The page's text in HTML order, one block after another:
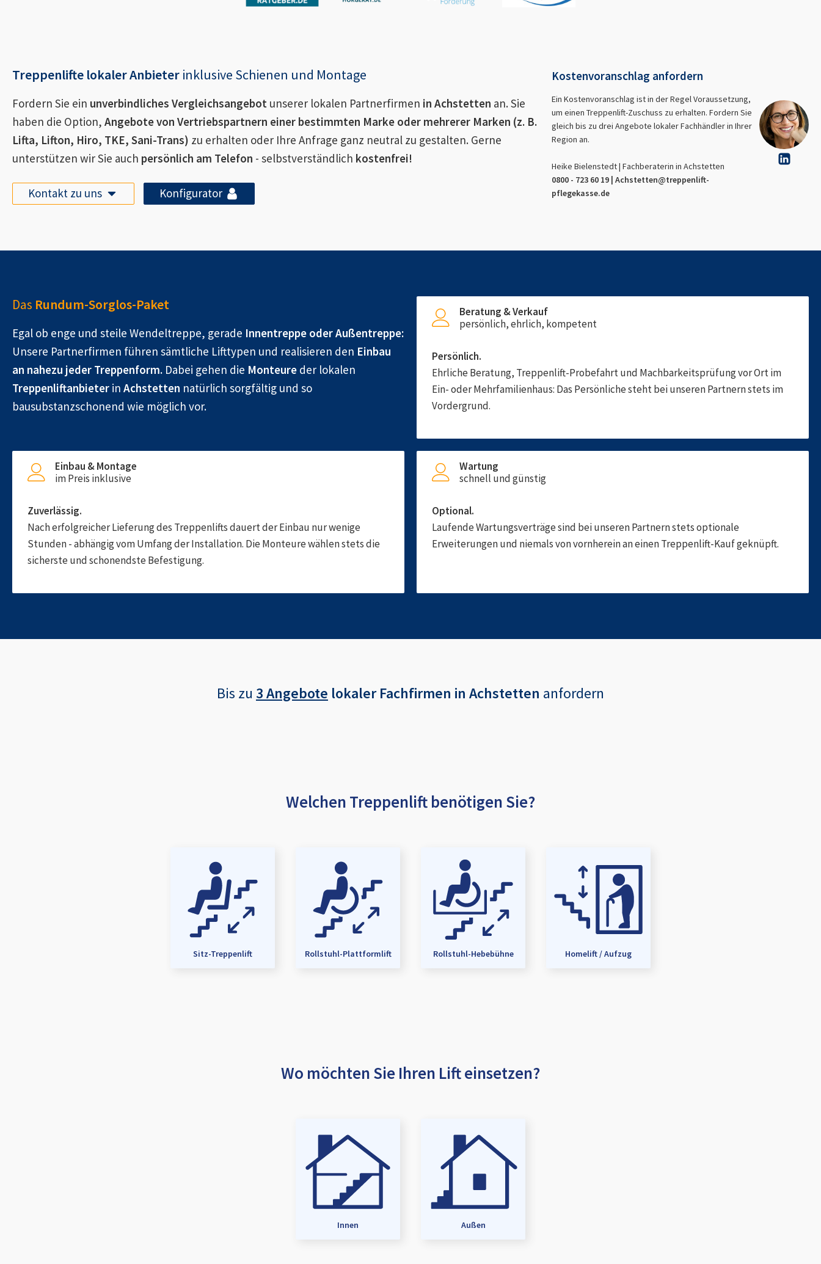
Treppenlifte lokaler Anbieter inklusive Schienen und Montage
Fordern Sie ein unverbindliches Vergleichsangebot unserer lokalen Partnerfirmen in Achstetten an. Sie
haben die Option, Angebote von Vertriebspartnern einer bestimmten Marke oder mehrerer Marken (z. B.
Lifta, Lifton, Hiro, TKE, Sani-Trans) zu erhalten oder Ihre Anfrage ganz neutral zu gestalten. Gerne
unterstützen wir Sie auch persönlich am Telefon - selbstverständlich kostenfrei!
Kontakt zu uns Konfigurator
Kostenvoranschlag anfordern
Ein Kostenvoranschlag ist in der Regel Voraussetzung,
um einen Treppenlift-Zuschuss zu erhalten. Fordern Sie
gleich bis zu drei Angebote lokaler Fachhändler in Ihrer
Region an.
Heike Bielenstedt | Fachberaterin in Achstetten
0800 - 723 60 19 | Achstetten@treppenlift-
pflegekasse.de
Das Rundum-Sorglos-Paket
Egal ob enge und steile Wendeltreppe, gerade Innentreppe oder Außentreppe:
Unsere Partnerfirmen führen sämtliche Lifttypen und realisieren den Einbau
an nahezu jeder Treppenform. Dabei gehen die Monteure der lokalen
Treppenliftanbieter in Achstetten natürlich sorgfältig und so
bausubstanzschonend wie möglich vor.
Beratung & Verkauf
persönlich, ehrlich, kompetent
Persönlich.
Ehrliche Beratung, Treppenlift-Probefahrt und Machbarkeitsprüfung vor Ort im
Ein- oder Mehrfamilienhaus: Das Persönliche steht bei unseren Partnern stets im
Vordergrund.
Einbau & Montage
im Preis inklusive
Zuverlässig.
Nach erfolgreicher Lieferung des Treppenlifts dauert der Einbau nur wenige
Stunden - abhängig vom Umfang der Installation. Die Monteure wählen stets die
sicherste und schonendste Befestigung.
Wartung
schnell und günstig
Optional.
Laufende Wartungsverträge sind bei unseren Partnern stets optionale
Erweiterungen und niemals von vornherein an einen Treppenlift-Kauf geknüpft.
Bis zu 3 Angebote lokaler Fachfirmen in Achstetten anfordern
Welchen Treppenlift benötigen Sie?
Sitz-Treppenlift Rollstuhl-Plattformlift Rollstuhl-Hebebühne Homelift / Aufzug
Wo möchten Sie Ihren Lift einsetzen?
Innen Außen